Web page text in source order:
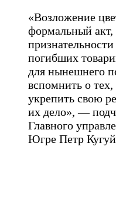
«Возложение
формальный акт,
погибших
для нынешнего
вспомнить о
укрепить свою
их дело», —
Главного
Югре Петр